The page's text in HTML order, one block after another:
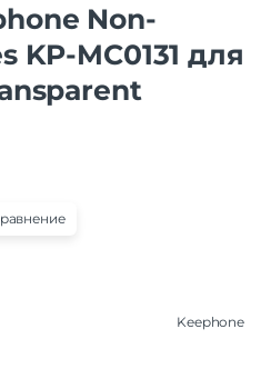
Non-
KP-MC0131 для
Keephone